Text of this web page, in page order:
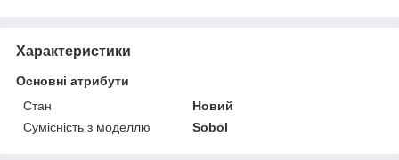
Характеристики
Основні атрибути
Стан
Новий
Сумісність з моделлю
Sobol